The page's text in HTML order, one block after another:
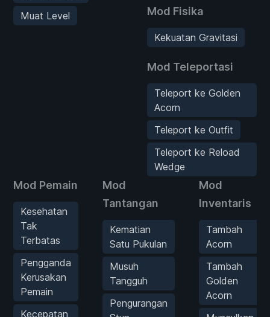
Muat Level
Mod Fisika
Kekuatan Gravitasi
Mod Teleportasi
Teleport ke Golden
Acorn
Teleport ke Outfit
Teleport ke Reload
Wedge
Mod Pemain
Kesehatan
Tak
Terbatas
Pengganda
Kerusakan
Pemain
Kecepatan
Mod
Tantangan
Kematian
Satu Pukulan
Musuh
Tangguh
Pengurangan
Mod
Inventaris
Tambah
Acorn
Tambah
Golden
Acorn